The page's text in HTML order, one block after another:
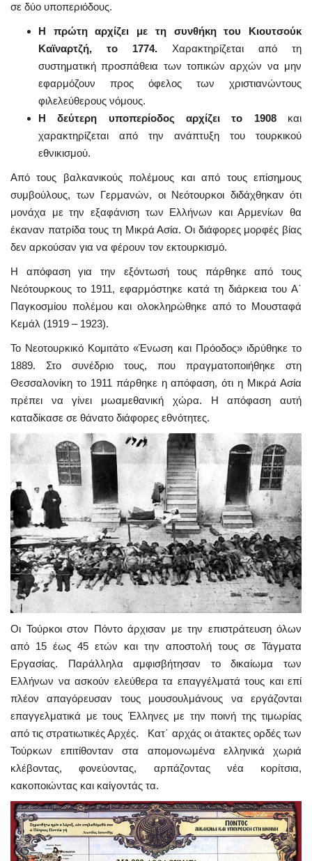
σε δύο υποπεριόδους.
Η πρώτη αρχίζει με τη συνθήκη του Κιουτσούκ
Καϊναρτζή, το 1774. Χαρακτηρίζεται από τη
συστηματική προσπάθεια των τοπικών αρχών να μην
εφαρμόζουν προς όφελος των χριστιανώντους
φιλελεύθερους νόμους.
Η δεύτερη υποπερίοδος αρχίζει το 1908και
χαρακτηρίζεται από την ανάπτυξη του τουρκικού
εθνικισμού.
Από τους βαλκανικούς πολέμους και από τους επίσημους
συμβούλους, των Γερμανών, οι Νεότουρκοι διδάχθηκαν ότι
μονάχα με την εξαφάνιση των Ελλήνων και Αρμενίων θα
έκαναν πατρίδα τους τη Μικρά Ασία. Οι διάφορες μορφές βίας
δεν αρκούσαν για να φέρουν τον εκτουρκισμό.
Η απόφαση για την εξόντωσή τους πάρθηκε από τους
Νεότουρκους το 1911, εφαρμόστηκε κατά τη διάρκεια του Α΄
Παγκοσμίου πολέμου και ολοκληρώθηκε από το Μουσταφά
Κεμάλ (1919 – 1923).
Το Νεοτουρκικό Κομιτάτο«Ένωση και Πρόοδος» ιδρύθηκε το
1889. Στο συνέδριο τους, που πραγματοποιήθηκε στη
Θεσσαλονίκη το 1911 πάρθηκε η απόφαση, ότι η Μικρά Ασία
πρέπει να γίνει μωαμεθανική χώρα. Η απόφαση αυτή
καταδίκασε σε θάνατο διάφορες εθνότητες.
Οι Τούρκοι στον Πόντο άρχισαν με την επιστράτευση όλων
από 15 έως 45 ετών και την αποστολή τους σε Τάγματα
Εργασίας. Παράλληλα αμφισβήτησαν το δικαίωμα των
Ελλήνων να ασκούν ελεύθερα τα επαγγέλματά τους και επί
πλέον απαγόρευσαν τους μουσουλμάνους να εργάζονται
επαγγελματικά με τους Έλληνες με την ποινή της τιμωρίας
από τις στρατιωτικές Αρχές. Κατ΄ αρχάς οι άτακτες ορδές των
Τούρκων επιτίθονταν στα απομονωμένα ελληνικά χωριά
κλέβοντας, φονεύοντας, αρπάζοντας νέα κορίτσια,
κακοποιώντας και καίγοντάς τα.